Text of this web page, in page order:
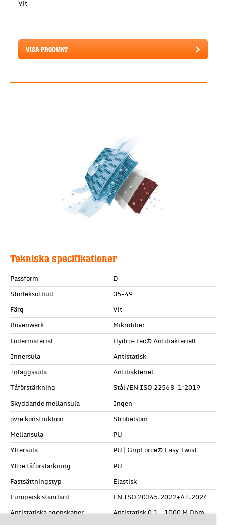
Vit
VISA PRODUKT
Tekniska specifikationer
Passform
D
Storleksutbud
35-49
Färg
Vit
Bovenwerk
Mikrofiber
Fodermaterial
Hydro-Tec® Antibakteriell
Innersula
Antistatisk
Inläggssula
Antibakteriel
Tåförstärkning
Stål /EN ISO 22568-1:2019
Skyddande mellansula
Ingen
övre konstruktion
Strobelsöm
Mellansula
PU
Yttersula
PU | GripForce® Easy Twist
Yttre tåförstärkning
PU
Fastsättningstyp
Elastisk
Europeisk standard
EN ISO 20345:2022+A1:2024
Antistatiska egenskaper
Antistatisk 0,1 - 1000 M Ohm